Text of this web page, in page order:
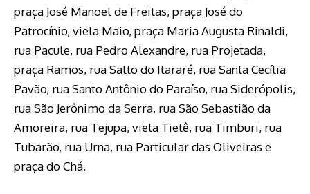
praça José Manoel de Freitas, praça José do
Patrocínio, viela Maio, praça Maria Augusta Rinaldi,
rua Pacule, rua Pedro Alexandre, rua Projetada,
praça Ramos, rua Salto do Itararé, rua Santa Cecília
Pavão, rua Santo Antônio do Paraíso, rua Siderópolis,
rua São Jerônimo da Serra, rua São Sebastião da
Amoreira, rua Tejupa, viela Tietê, rua Timburi, rua
Tubarão, rua Urna, rua Particular das Oliveiras e
praça do Chá.